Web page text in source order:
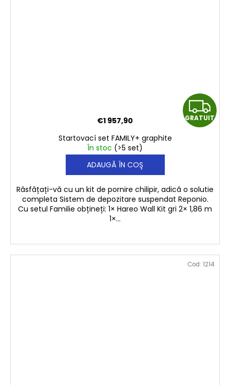
G
R
U
I
GRATUIT
Startovací set FAMILY+ graphite
În stoc (>5 set)
€1 957,90
ADAUGĂ ÎN COŞ
Răsfățați-vă cu un kit de pornire chilipir, adică o solutie
completa Sistem de depozitare suspendat Reponio.
Cu setul Familie obțineți: 1× Hareo Wall Kit gri 2× 1,86 m
1×...
Cod: 1214